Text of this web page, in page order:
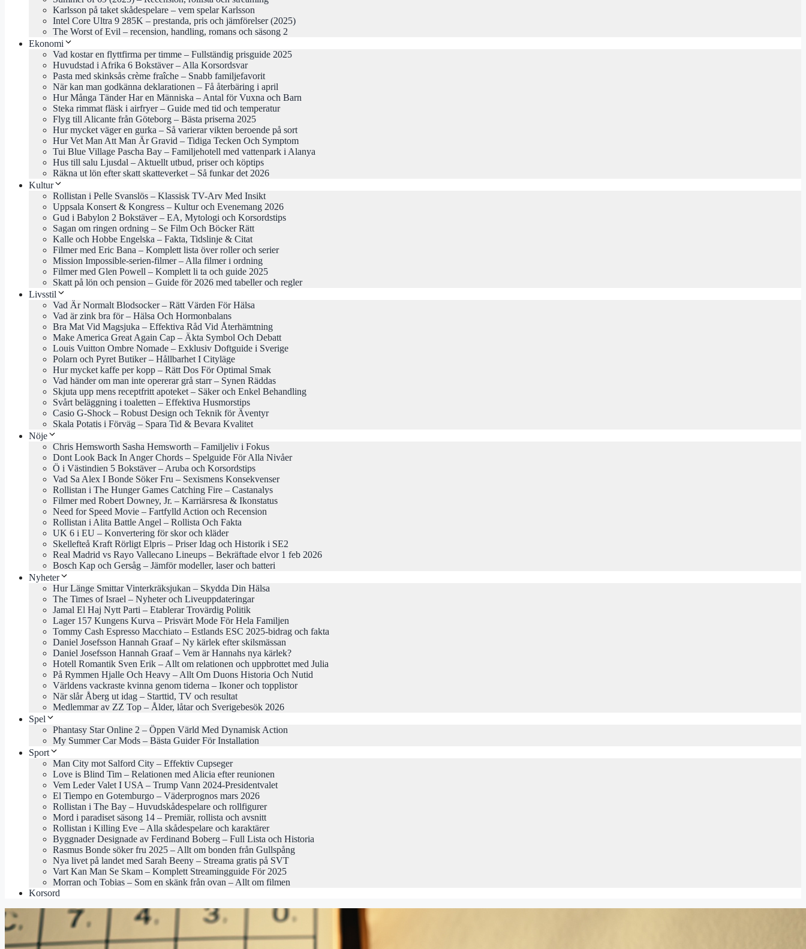
Karlsson på taket skådespelare – vem spelar Karlsson
Intel Core Ultra 9 285K – prestanda, pris och jämförelser (2025)
The Worst of Evil – recension, handling, romans och säsong 2
Ekonomi
Vad kostar en flyttfirma per timme – Fullständig prisguide 2025
Huvudstad i Afrika 6 Bokstäver – Alla Korsordsvar
Pasta med skinksås crème fraîche – Snabb familjefavorit
När kan man godkänna deklarationen – Få återbäring i april
Hur Många Tänder Har en Människa – Antal för Vuxna och Barn
Steka rimmat fläsk i airfryer – Guide med tid och temperatur
Flyg till Alicante från Göteborg – Bästa priserna 2025
Hur mycket väger en gurka – Så varierar vikten beroende på sort
Hur Vet Man Att Man Är Gravid – Tidiga Tecken Och Symptom
Tui Blue Village Pascha Bay – Familjehotell med vattenpark i Alanya
Hus till salu Ljusdal – Aktuellt utbud, priser och köptips
Räkna ut lön efter skatt skatteverket – Så funkar det 2026
Kultur
Rollistan i Pelle Svanslös – Klassisk TV-Arv Med Insikt
Uppsala Konsert & Kongress – Kultur och Evenemang 2026
Gud i Babylon 2 Bokstäver – EA, Mytologi och Korsordstips
Sagan om ringen ordning – Se Film Och Böcker Rätt
Kalle och Hobbe Engelska – Fakta, Tidslinje & Citat
Filmer med Eric Bana – Komplett lista över roller och serier
Mission Impossible-serien-filmer – Alla filmer i ordning
Filmer med Glen Powell – Komplett li ta och guide 2025
Skatt på lön och pension – Guide för 2026 med tabeller och regler
Livsstil
Vad Är Normalt Blodsocker – Rätt Värden För Hälsa
Vad är zink bra för – Hälsa Och Hormonbalans
Bra Mat Vid Magsjuka – Effektiva Råd Vid Återhämtning
Make America Great Again Cap – Äkta Symbol Och Debatt
Louis Vuitton Ombre Nomade – Exklusiv Doftguide i Sverige
Polarn och Pyret Butiker – Hållbarhet I Cityläge
Hur mycket kaffe per kopp – Rätt Dos För Optimal Smak
Vad händer om man inte opererar grå starr – Synen Räddas
Skjuta upp mens receptfritt apoteket – Säker och Enkel Behandling
Svårt beläggning i toaletten – Effektiva Husmorstips
Casio G-Shock – Robust Design och Teknik för Äventyr
Skala Potatis i Förväg – Spara Tid & Bevara Kvalitet
Nöje
Chris Hemsworth Sasha Hemsworth – Familjeliv i Fokus
Dont Look Back In Anger Chords – Spelguide För Alla Nivåer
Ö i Västindien 5 Bokstäver – Aruba och Korsordstips
Vad Sa Alex I Bonde Söker Fru – Sexismens Konsekvenser
Rollistan i The Hunger Games Catching Fire – Castanalys
Filmer med Robert Downey, Jr. – Karriärsresa & Ikonstatus
Need for Speed Movie – Fartfylld Action och Recension
Rollistan i Alita Battle Angel – Rollista Och Fakta
UK 6 i EU – Konvertering för skor och kläder
Skellefteå Kraft Rörligt Elpris – Priser Idag och Historik i SE2
Real Madrid vs Rayo Vallecano Lineups – Bekräftade elvor 1 feb 2026
Bosch Kap och Gersåg – Jämför modeller, laser och batteri
Nyheter
Hur Länge Smittar Vinterkräksjukan – Skydda Din Hälsa
The Times of Israel – Nyheter och Liveuppdateringar
Jamal El Haj Nytt Parti – Etablerar Trovärdig Politik
Lager 157 Kungens Kurva – Prisvärt Mode För Hela Familjen
Tommy Cash Espresso Macchiato – Estlands ESC 2025-bidrag och fakta
Daniel Josefsson Hannah Graaf – Ny kärlek efter skilsmässan
Daniel Josefsson Hannah Graaf – Vem är Hannahs nya kärlek?
Hotell Romantik Sven Erik – Allt om relationen och uppbrottet med Julia
På Rymmen Hjalle Och Heavy – Allt Om Duons Historia Och Nutid
Världens vackraste kvinna genom tiderna – Ikoner och topplistor
När slår Åberg ut idag – Starttid, TV och resultat
Medlemmar av ZZ Top – Ålder, låtar och Sverigebesök 2026
Spel
Phantasy Star Online 2 – Öppen Värld Med Dynamisk Action
My Summer Car Mods – Bästa Guider För Installation
Sport
Man City mot Salford City – Effektiv Cupseger
Love is Blind Tim – Relationen med Alicia efter reunionen
Vem Leder Valet I USA – Trump Vann 2024-Presidentvalet
El Tiempo en Gotemburgo – Väderprognos mars 2026
Rollistan i The Bay – Huvudskådespelare och rollfigurer
Mord i paradiset säsong 14 – Premiär, rollista och avsnitt
Rollistan i Killing Eve – Alla skådespelare och karaktärer
Byggnader Designade av Ferdinand Boberg – Full Lista och Historia
Rasmus Bonde söker fru 2025 – Allt om bonden från Gullspång
Nya livet på landet med Sarah Beeny – Streama gratis på SVT
Vart Kan Man Se Skam – Komplett Streamingguide För 2025
Morran och Tobias – Som en skänk från ovan – Allt om filmen
Korsord